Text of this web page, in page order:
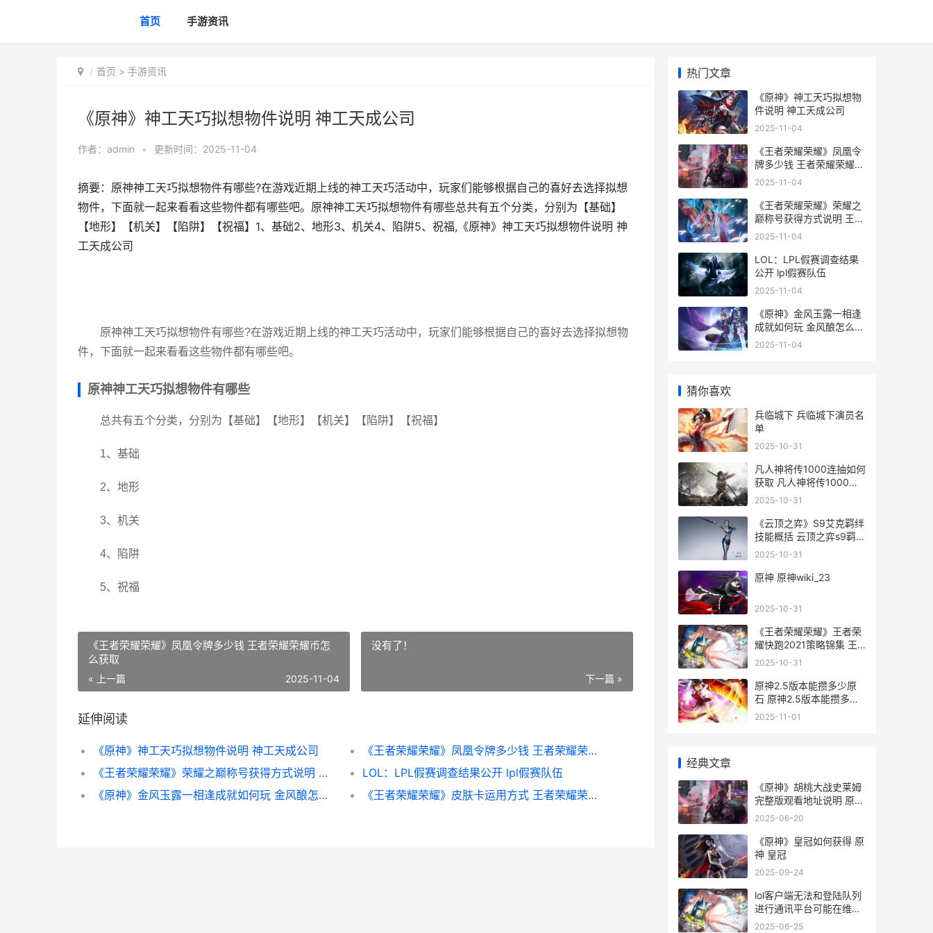
首页 手游资讯
首页 > 手游资讯
《原神》神工天巧拟想物件说明 神工天成公司
作者： admin • 更新时间：2025-11-04
摘要：原神神工天巧拟想物件有哪些?在游戏近期上线的神工天巧活动中，玩家们能够根据自己的喜好去选择拟想
物件，下面就一起来看看这些物件都有哪些吧。原神神工天巧拟想物件有哪些总共有五个分类，分别为【基础】
【地形】【机关】【陷阱】【祝福】1、基础2、地形3、机关4、陷阱5、祝福,《原神》神工天巧拟想物件说明 神
工天成公司
原神神工天巧拟想物件有哪些?在游戏近期上线的神工天巧活动中，玩家们能够根据自己的喜好去选择拟想物
件，下面就一起来看看这些物件都有哪些吧。
原神神工天巧拟想物件有哪些
总共有五个分类，分别为【基础】【地形】【机关】【陷阱】【祝福】
1、基础
2、地形
3、机关
4、陷阱
5、祝福
《王者荣耀荣耀》凤凰令牌多少钱 王者荣耀荣耀币怎
么获取
« 上一篇 2025-11-04
没有了！
下一篇 »
延伸阅读
《原神》神工天巧拟想物件说明 神工天成公司
《王者荣耀荣耀》凤凰令牌多少钱 王者荣耀荣耀币怎么获取
《王者荣耀荣耀》荣耀之巅称号获得方式说明 王者荣耀荣耀印记怎么得到
LOL：LPL假赛调查结果公开 lpl假赛队伍
《原神》金风玉露一相逢成就如何玩 金风酿怎么获得
《王者荣耀荣耀》皮肤卡运用方式 王者荣耀荣耀水晶保底多少
热门文章
《原神》神工天巧拟想物
件说明 神工天成公司
2025-11-04
《王者荣耀荣耀》凤凰令
牌多少钱 王者荣耀荣耀币
怎么获取
2025-11-04
《王者荣耀荣耀》荣耀之
巅称号获得方式说明 王者
荣耀荣耀印记怎么得到
2025-11-04
LOL：LPL假赛调查结果
公开 lpl假赛队伍
2025-11-04
《原神》金风玉露一相逢
成就如何玩 金风酿怎么获
得
2025-11-04
猜你喜欢
兵临城下 兵临城下演员名
单
2025-10-31
凡人神将传1000连抽如何
获取 凡人神将传1000关
多少战力
2025-10-31
《云顶之弈》S9艾克羁绊
技能概括 云顶之弈s9羁绊
一览表
2025-10-31
原神 原神wiki_23
2025-10-31
《王者荣耀荣耀》王者荣
耀快跑2021策略锦集 王
者荣耀荣耀黄金是什么段
2025-10-31
原神2.5版本能攒多少原
石 原神2.5版本能攒多少
抽
2025-11-01
经典文章
《原神》胡桃大战史莱姆
完整版观看地址说明 原神
胡桃大招台词
2025-06-20
《原神》皇冠如何获得 原
神 皇冠
2025-09-24
lol客户端无法和登陆队列
进行通讯平台可能在维护
中化解办法 lol客户端无法
2025-06-25